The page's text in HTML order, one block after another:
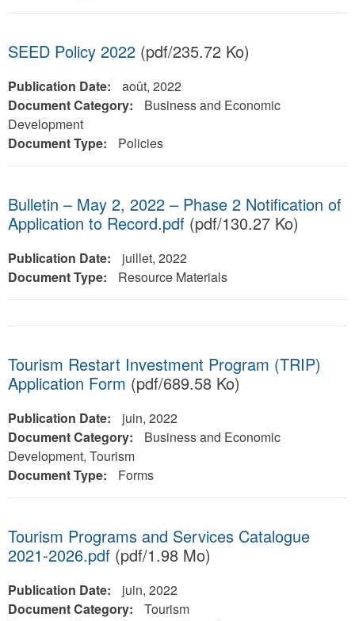
SEED Policy 2022 (pdf/235.72 Ko)
Publication Date:
août, 2022
Document Category:
Business and Economic
Development
Document Type:
Policies
Bulletin – May 2, 2022 – Phase 2 Notification of
Application to Record.pdf (pdf/130.27 Ko)
Publication Date:
juillet, 2022
Document Type:
Resource Materials
Tourism Restart Investment Program (TRIP)
Application Form (pdf/689.58 Ko)
Publication Date:
juin, 2022
Document Category:
Business and Economic
Development, Tourism
Document Type:
Forms
Tourism Programs and Services Catalogue
2021-2026.pdf (pdf/1.98 Mo)
Publication Date:
juin, 2022
Document Category:
Tourism